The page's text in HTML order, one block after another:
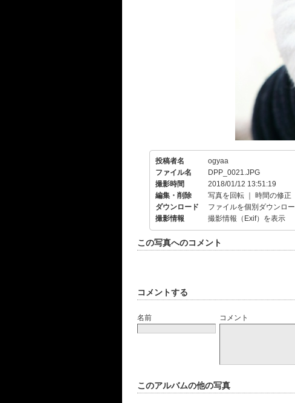
投稿者名
ogyaa
ファイル名
DPP_0021.JPG
撮影時間
2018/01/12 13:51:19
編集・削除
写真を回転 時間の修正
ダウンロード
ファイルを個別ダウンロ
撮影情報
撮影情報（Exif）を表示
この写真へのコメント
コメントする
名前 コメント
このアルバムの他の写真